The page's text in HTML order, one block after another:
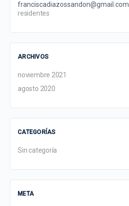
franciscadiazossandon@gmail.com
residentes
ARCHIVOS
noviembre 2021
agosto 2020
CATEGORÍAS
Sin categoría
META